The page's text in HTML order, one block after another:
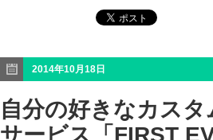
2014年10月18日
自分の好きなカス
サービス「FIRST